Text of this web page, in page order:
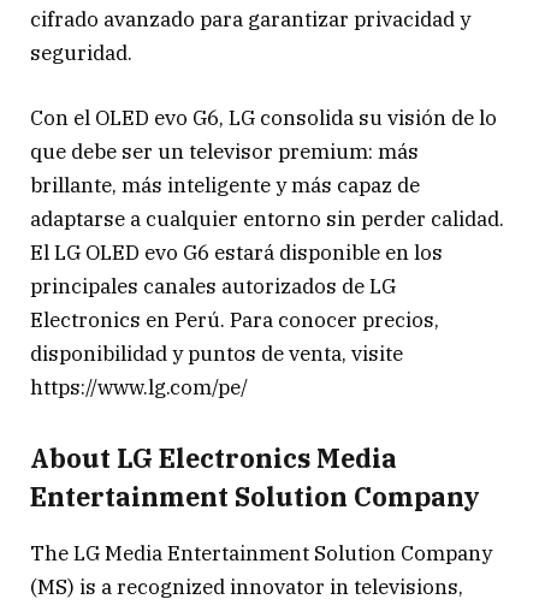
cifrado avanzado para garantizar privacidad y
seguridad.
Con el OLED evo G6, LG consolida su visión de lo
que debe ser un televisor premium: más
brillante, más inteligente y más capaz de
adaptarse a cualquier entorno sin perder calidad.
El LG OLED evo G6 estará disponible en los
principales canales autorizados de LG
Electronics en Perú. Para conocer precios,
disponibilidad y puntos de venta, visite
https://www.lg.com/pe/
About LG Electronics Media
Entertainment Solution Company
The LG Media Entertainment Solution Company
(MS) is a recognized innovator in televisions,